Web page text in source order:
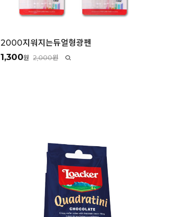
2000지워지는듀얼형광펜
1,300원 2,000원